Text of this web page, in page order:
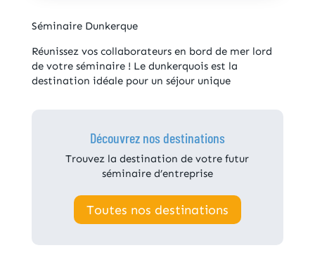
Séminaire Dunkerque
Réunissez vos collaborateurs en bord de mer lord
de votre séminaire ! Le dunkerquois est la
destination idéale pour un séjour unique
Découvrez nos destinations
Trouvez la destination de votre futur
séminaire d’entreprise
Toutes nos destinations